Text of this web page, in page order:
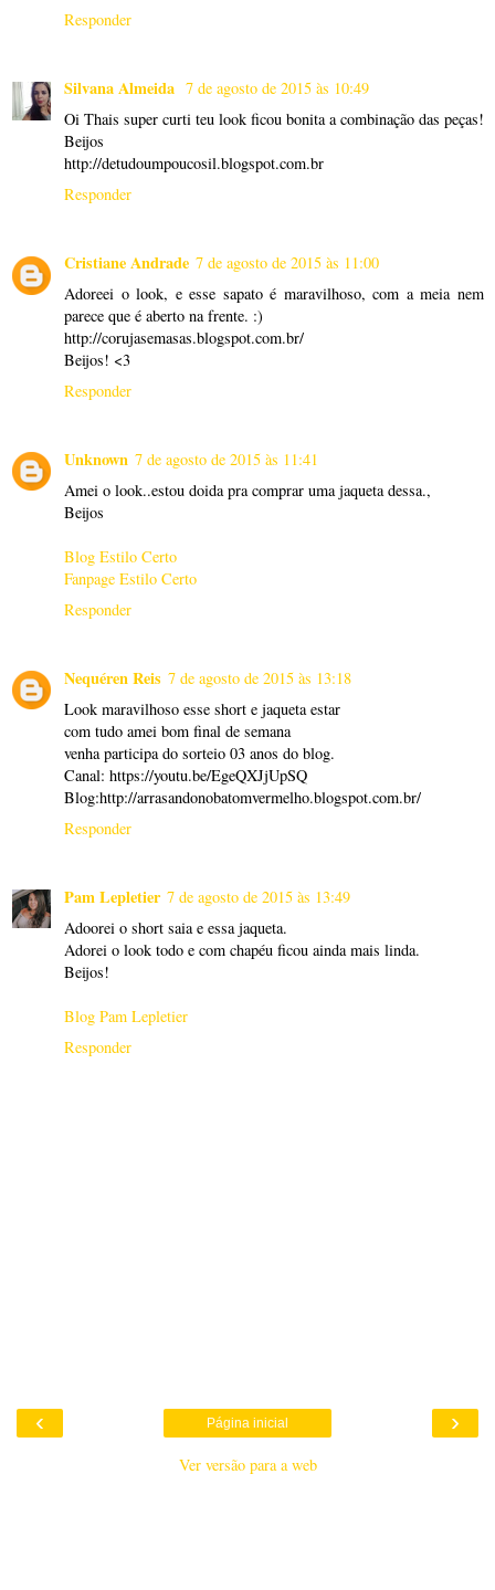
Responder
Silvana Almeida 7 de agosto de 2015 às 10:49
Oi Thais super curti teu look ficou bonita a combinação das peças!
Beijos
http://detudoumpoucosil.blogspot.com.br
Responder
Cristiane Andrade 7 de agosto de 2015 às 11:00
Adoreei o look, e esse sapato é maravilhoso, com a meia nem
parece que é aberto na frente. :)
http://corujasemasas.blogspot.com.br/
Beijos! <3
Responder
Unknown 7 de agosto de 2015 às 11:41
Amei o look..estou doida pra comprar uma jaqueta dessa.,
Beijos
Blog Estilo Certo
Fanpage Estilo Certo
Responder
Nequéren Reis 7 de agosto de 2015 às 13:18
Look maravilhoso esse short e jaqueta estar
com tudo amei bom final de semana
venha participa do sorteio 03 anos do blog.
Canal: https://youtu.be/EgeQXJjUpSQ
Blog:http://arrasandonobatomvermelho.blogspot.com.br/
Responder
Pam Lepletier 7 de agosto de 2015 às 13:49
Adoorei o short saia e essa jaqueta.
Adorei o look todo e com chapéu ficou ainda mais linda.
Beijos!
Blog Pam Lepletier
Responder
‹ ›
Página inicial
Ver versão para a web